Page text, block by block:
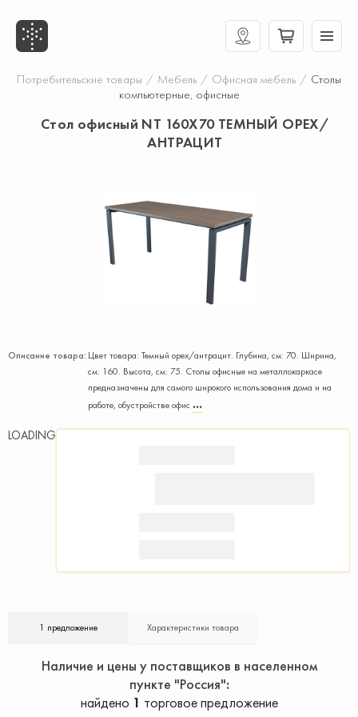
Потребительские товары / Мебель / Офисная мебель / Столы
компьютерные, офисные
Стол офисный NT 160X70 ТЕМНЫЙ ОРЕХ/
АНТРАЦИТ
Описание товара: Цвет товара: Темный орех/антрацит. Глубина, см: 70. Ширина,
см: 160. Высота, см: 75. Столы офисные на металлокаркасе
предназначены для самого широкого использования дома и на
работе, обустройстве офис
LOADING
1 предложение Характеристики товара
Наличие и цены у поставщиков в населенном
пункте "Россия"
найдено 1 торговое предложение